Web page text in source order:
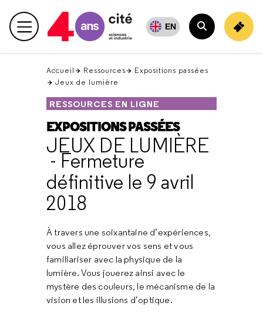
en
haut Menu principal EN
Rechercher
Accueil Ressources
Expositions passées
Jeux de lumière
RESSOURCES EN LIGNE
EXPOSITIONS PASSÉES
JEUX DE LUMIÈRE
- Fermeture
définitive le 9 avril
2018
À travers une soixantaine d’expériences,
vous allez éprouver vos sens et vous
familiariser avec la physique de la
lumière. Vous jouerez ainsi avec le
mystère des couleurs, le mécanisme de la
vision et les illusions d’optique.